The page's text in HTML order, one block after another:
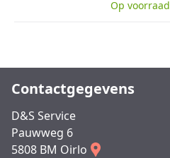
Op voorraad
Contactgegevens
D&S Service
Pauwweg 6
5808 BM Oirlo